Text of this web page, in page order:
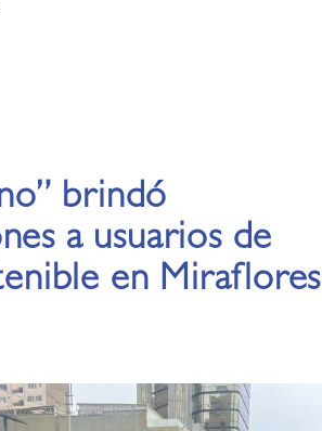
brindó
a usuarios de
en Miraflores